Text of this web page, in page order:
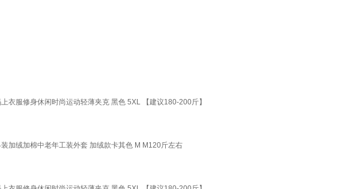
衣服修身休闲时尚运动轻薄夹克 黑色 5XL 【建议180-200斤】
加绒加棉中老年工装外套 加绒款卡其色 M M120斤左右